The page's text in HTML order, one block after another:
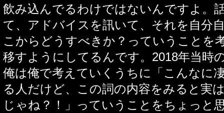
飲み込んでるわけではないんですよ。
て、アドバイスを訊いて、それを自分
こからどうすべきか？っていうことを
移すようにしてるんです。2018年当時
俺は俺で考えていくうちに「こんなに
る人だけど、この詞の内容をみると実
じゃね？！」っていうことをちょっと